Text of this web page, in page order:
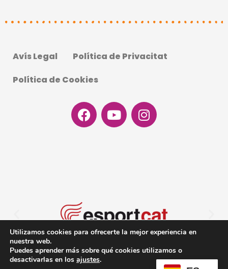
Avís Legal
Política de Privacitat
Política de Cookies
Facebook
YoutubeInstagram
Utilizamos cookies para ofrecerte la mejor experiencia en
nuestra web.
Puedes aprender más sobre qué cookies utilizamos o
desactivarlas en los ajustes.